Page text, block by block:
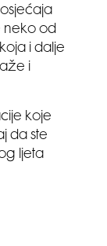
neko od
i dalje
i
koje
da ste
ljeta